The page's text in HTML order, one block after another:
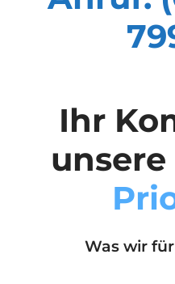
Ihr
unsere
Was wir